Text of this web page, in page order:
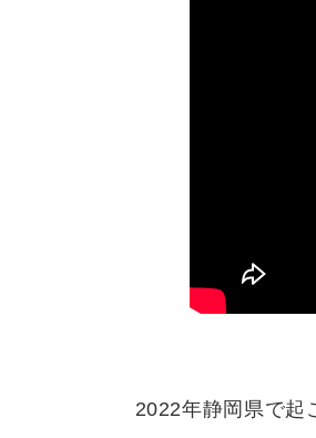
2022年静岡県で起